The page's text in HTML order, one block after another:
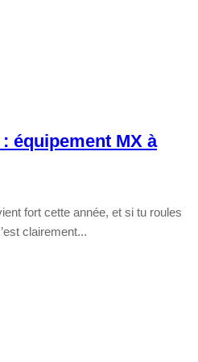
équipement MX à
fort cette année, et si tu roules
clairement...